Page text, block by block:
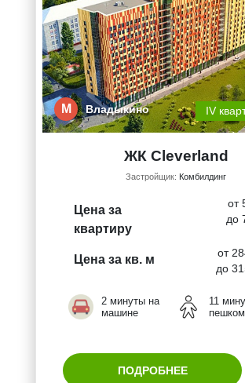
М Владыкино IV
ЖК Cleverland
Застройщик: Комбилдинг
Цена за
квартиру
от
до
Цена за кв. м
от
до
2 минуты на
машине
11
пешком
ПОДРОБНЕЕ